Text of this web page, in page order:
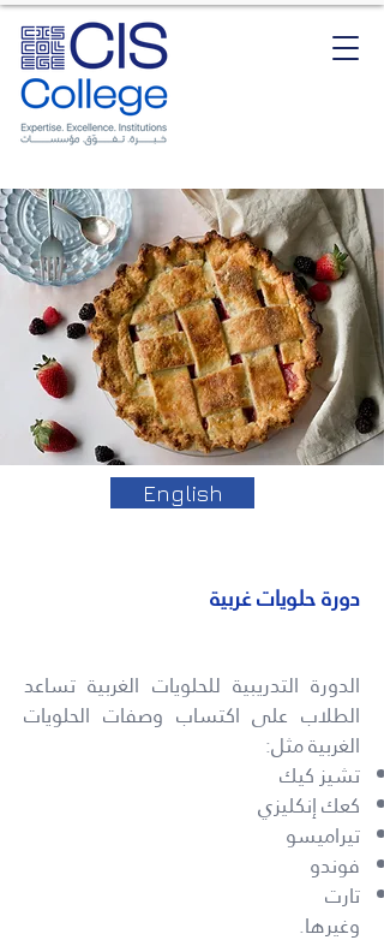
English
دورة حلويات غربية
الدورة التدريبية للحلويات الغربية تساعد
الطلاب على اكتساب وصفات الحلويات
الغربية مثل:
تشيز كيك
كعك إنكليزي
تيراميسو
فوندو
تارت
وغيرها.